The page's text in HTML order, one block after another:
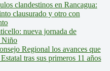
clandestinos en Rancagua:
clausurado y otro con
nueva jornada de
Niño
Regional los avances que
tras sus primeros 11 años